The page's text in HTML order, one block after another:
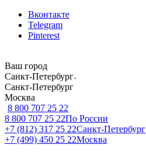
Вконтакте
Telegram
Pinterest
Ваш город
Санкт-Петербург
Санкт-Петербург
Москва
8 800 707 25 22
8 800 707 25 22По России
+7 (812) 317 25 22Санкт-Петербург
+7 (499) 450 25 22Москва